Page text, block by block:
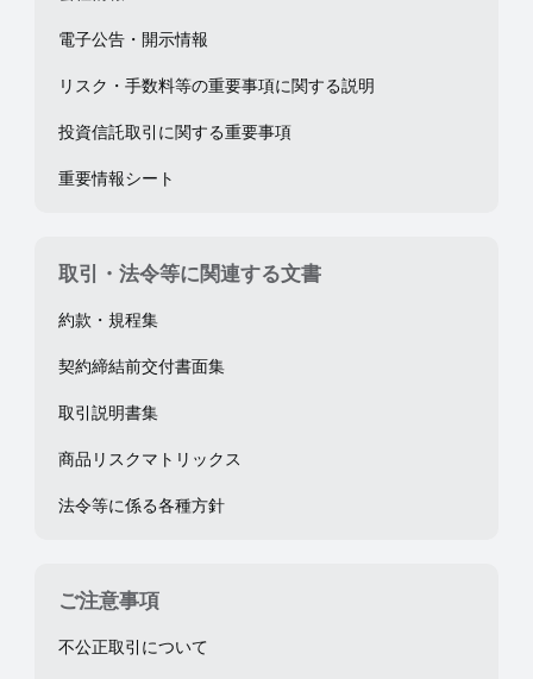
電子公告・開示情報
リスク・手数料等の重要事項に関する説明
投資信託取引に関する重要事項
重要情報シート
取引・法令等に関連する文書
約款・規程集
契約締結前交付書面集
取引説明書集
商品リスクマトリックス
法令等に係る各種方針
ご注意事項
不公正取引について